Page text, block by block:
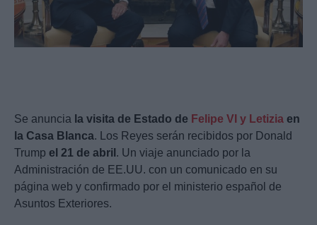
Se anuncia la visita de Estado de Felipe VI y Letizia en
la Casa Blanca. Los Reyes serán recibidos por Donald
Trump el 21 de abril . Un viaje anunciado por la
Administración de EE.UU. con un comunicado en su
página web y confirmado por el ministerio español de
Asuntos Exteriores.